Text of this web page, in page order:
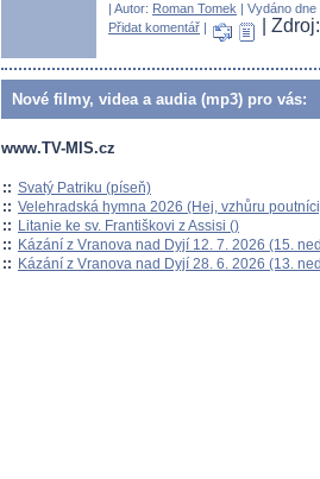
| Autor: Roman Tomek | Vydáno
Přidat komentář | |
Nové filmy, videa a audia (mp3) pro vás:
www.TV-MIS.cz
:: Svatý Patriku (píseň)
:: Velehradská hymna 2026 (Hej, vzhůru
:: Litanie ke sv. Františkovi z Assisi ()
:: Kázání z Vranova nad Dyjí 12. 7. 2026 (15.
:: Kázání z Vranova nad Dyjí 28. 6. 2026 (13.